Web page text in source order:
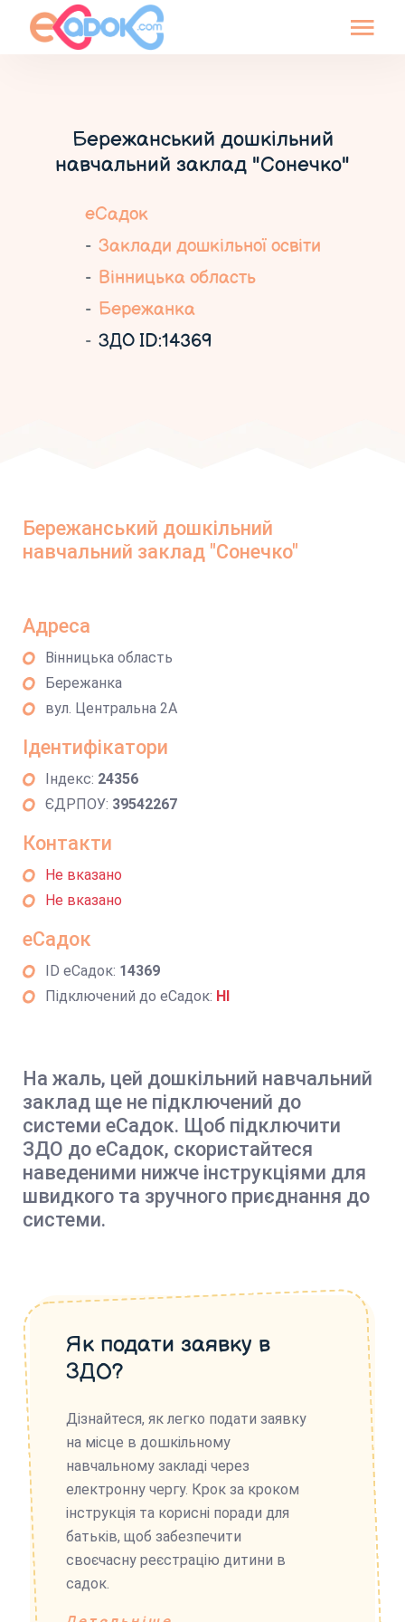
Бережанський дошкільний
навчальний заклад "Сонечко"
еСадок
Заклади дошкільної освіти
Вінницька область
Бережанка
ЗДО ID:14369
Бережанський дошкільний
навчальний заклад "Сонечко"
Адреса
Вінницька область
Бережанка
вул. Центральна 2А
Ідентифікатори
Індекс: 24356
ЄДРПОУ: 39542267
Контакти
Не вказано
Не вказано
еСадок
ID еСадок: 14369
Підключений до еСадок: НІ
На жаль, цей дошкільний навчальний
заклад ще не підключений до
системи еСадок. Щоб підключити
ЗДО до еСадок, скористайтеся
наведеними нижче інструкціями для
швидкого та зручного приєднання до
системи.
Як подати заявку в
ЗДО?
Дізнайтеся, як легко подати заявку
на місце в дошкільному
навчальному закладі через
електронну чергу. Крок за кроком
інструкція та корисні поради для
батьків, щоб забезпечити
своєчасну реєстрацію дитини в
садок.